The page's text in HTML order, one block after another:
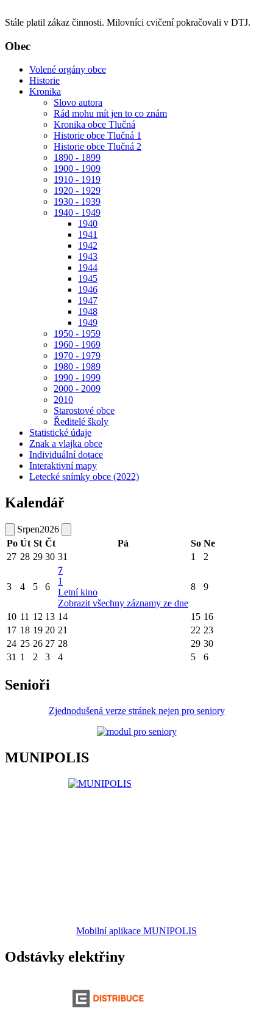
Stále platil zákaz činnosti. Milovníci cvičení pokračovali v DTJ.
Obec
Volené orgány obce
Historie
Kronika
Slovo autora
Rád mohu mít jen to co znám
Kronika obce Tlučná
Historie obce Tlučná 1
Historie obce Tlučná 2
1890 - 1899
1900 - 1909
1910 - 1919
1920 - 1929
1930 - 1939
1940 - 1949
1940
1941
1942
1943
1944
1945
1946
1947
1948
1949
1950 - 1959
1960 - 1969
1970 - 1979
1980 - 1989
1990 - 1999
2000 - 2009
2010
Starostové obce
Ředitelé školy
Statistické údaje
Znak a vlajka obce
Individuální dotace
Interaktivní mapy
Letecké snímky obce (2022)
Kalendář
Srpen2026
Po Út St Čt Pá So Ne
27 28 29 30 31 1 2
3 4 5 6
7
1
Letní kino
Zobrazit všechny záznamy ze dne
8 9
10 11 12 13 14 15 16
17 18 19 20 21 22 23
24 25 26 27 28 29 30
31 1 2 3 4 5 6
Senioři
Zjednodušená verze stránek nejen pro seniory
MUNIPOLIS
Mobilní aplikace MUNIPOLIS
Odstávky elektřiny